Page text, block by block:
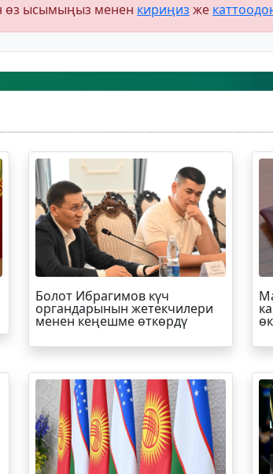
өз ысымыңыз менен кириңиз же
Болот Ибрагимов күч
органдарынын жетекчилери
менен кеңешме өткөрдү